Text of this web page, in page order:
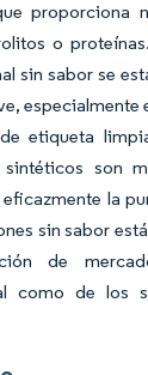
proporciona
o
sin sabor se
especialmente
etiqueta
son
la
sin sabor
de
como de los